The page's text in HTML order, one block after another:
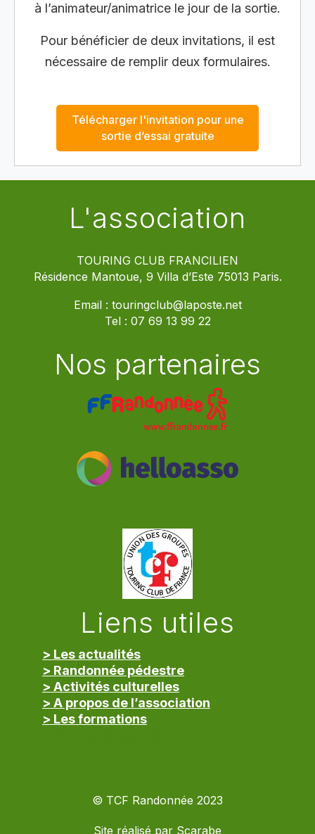
à l’animateur/animatrice le jour de la sortie.
Pour bénéficier de deux invitations, il est
nécessaire de remplir deux formulaires.
Télécharger l'invitation pour une
sortie d’essai gratuite
L'association
TOURING CLUB FRANCILIEN
Résidence Mantoue, 9 Villa d’Este 75013 Paris.
Email : touringclub@laposte.net
Tel : 07 69 13 99 22
Nos partenaires
Liens utiles
> Les actualités
> Randonnée pédestre
> Activités culturelles
> A propos de l’association
> Les formations
© TCF Randonnée 2023
Site réalisé par Scarabe